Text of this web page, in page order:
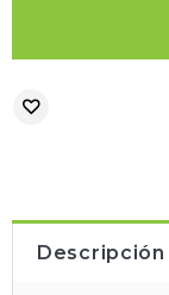
Descripción